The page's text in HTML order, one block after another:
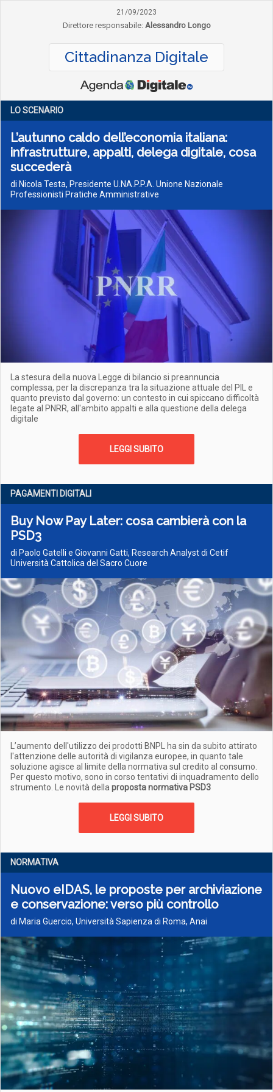
21/09/2023
Direttore responsabile: Alessandro Longo
Cittadinanza Digitale
LO SCENARIO
L’autunno caldo dell’economia italiana:
infrastrutture, appalti, delega digitale, cosa
succederà
di Nicola Testa, Presidente U.NA.P.P.A. Unione Nazionale
Professionisti Pratiche Amministrative
La stesura della nuova Legge di bilancio si preannuncia
complessa, per la discrepanza tra la situazione attuale del PIL e
quanto previsto dal governo: un contesto in cui spiccano difficoltà
legate al PNRR, all'ambito appalti e alla questione della delega
digitale
LEGGI SUBITO
PAGAMENTI DIGITALI
Buy Now Pay Later: cosa cambierà con la
PSD3
di Paolo Gatelli e Giovanni Gatti, Research Analyst di Cetif
Università Cattolica del Sacro Cuore
L’aumento dell'utilizzo dei prodotti BNPL ha sin da subito attirato
l'attenzione delle autorità di vigilanza europee, in quanto tale
soluzione agisce al limite della normativa sul credito al consumo.
Per questo motivo, sono in corso tentativi di inquadramento dello
strumento. Le novità della proposta normativa PSD3
LEGGI SUBITO
NORMATIVA
Nuovo eIDAS, le proposte per archiviazione
e conservazione: verso più controllo
di Maria Guercio, Università Sapienza di Roma, Anai